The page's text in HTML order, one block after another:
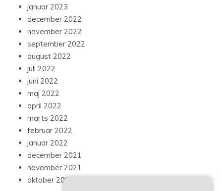
januar 2023
december 2022
november 2022
september 2022
august 2022
juli 2022
juni 2022
maj 2022
april 2022
marts 2022
februar 2022
januar 2022
december 2021
november 2021
oktober 2021